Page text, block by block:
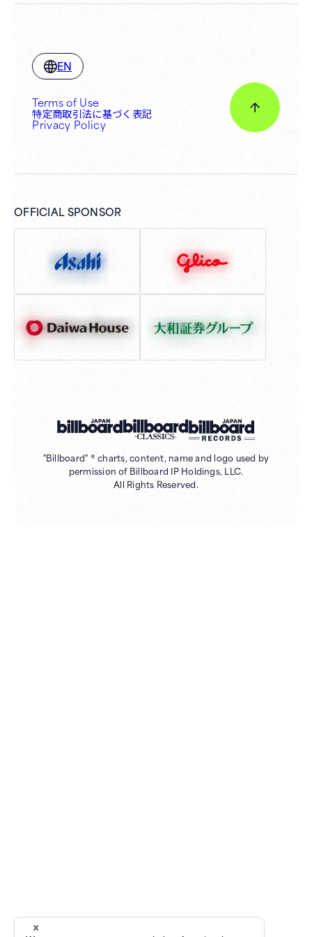
EN
Terms of Use
特定商取引法に基づく表記
Privacy Policy
OFFICIAL SPONSOR
"Billboard" ® charts, content, name and logo used by
permission of Billboard IP Holdings, LLC.
All Rights Reserved.